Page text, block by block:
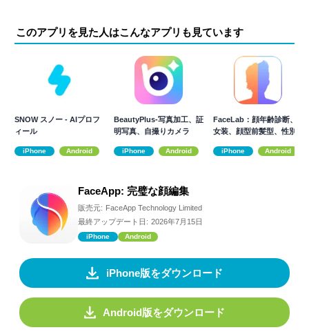
このアプリを見た人はこんなアプリも見ています
SNOW スノー - AIプロフ
ィール
iPhone Android
BeautyPlus-写真加工、証
明写真、自撮りカメラ
iPhone Android
FaceLab：顔年齢診断、
女装、顔型前髪型、性別
iPhone Android
FaceApp: 完璧な顔編集
販売元: FaceApp Technology Limited
最終アップデート日: 2026年7月15日
iPhone Android
iPhone版をダウンロード
Android版をダウンロード